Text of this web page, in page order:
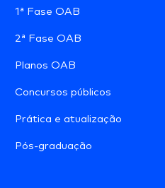
1ª Fase OAB
2ª Fase OAB
Planos OAB
Concursos públicos
Prática e atualização
Pós-graduação